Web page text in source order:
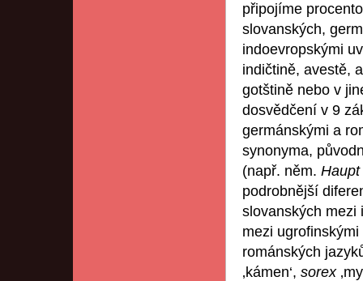
připojíme
slovanských,
indoevropskými
indičtině, avestě,
gotštině nebo v
dosvědčení v 9
germánskými a
synonyma,
(např. něm. Haupt
podrobnější
slovanských mezi
mezi
románských
‚kámen‘, sorex